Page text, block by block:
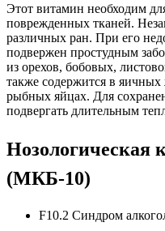
Этот витамин необходим
поврежденных тканей.
различных ран. При его
подвержен простудным
из орехов, бобовых,
также содержится в
рыбных яйцах. Для
подвергать длительным
Нозологическая
(МКБ-10)
F10.2 Синдром